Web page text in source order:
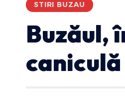
STIRI BUZAU
Buzăul,
caniculă